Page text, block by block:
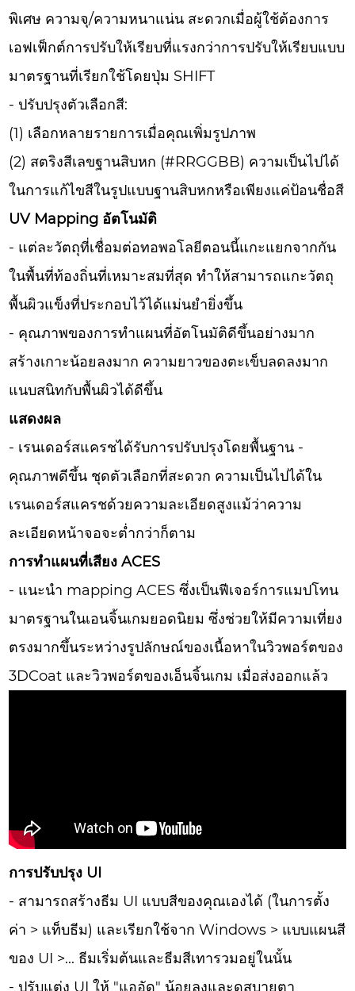
พิเศษ ความจุ/ความหนาแน่น สะดวกเมื่อผู้ใช้ต้องการ
เอฟเฟ็กต์การปรับให้เรียบที่แรงกว่าการปรับให้เรียบแบบ
มาตรฐานที่เรียกใช้โดยปุ่ม SHIFT
- ปรับปรุงตัวเลือกสี:
(1) เลือกหลายรายการเมื่อคุณเพิ่มรูปภาพ
(2) สตริงสีเลขฐานสิบหก (#RRGGBB) ความเป็นไปได้
ในการแก้ไขสีในรูปแบบฐานสิบหกหรือเพียงแค่ป้อนชื่อสี
UV Mapping อัตโนมัติ
- แต่ละวัตถุที่เชื่อมต่อทอพอโลยีตอนนี้แกะแยกจากกัน
ในพื้นที่ท้องถิ่นที่เหมาะสมที่สุด ทำให้สามารถแกะวัตถุ
พื้นผิวแข็งที่ประกอบไว้ได้แม่นยำยิ่งขึ้น
- คุณภาพของการทำแผนที่อัตโนมัติดีขึ้นอย่างมาก
สร้างเกาะน้อยลงมาก ความยาวของตะเข็บลดลงมาก
แนบสนิทกับพื้นผิวได้ดีขึ้น
แสดงผล
- เรนเดอร์สแครชได้รับการปรับปรุงโดยพื้นฐาน -
คุณภาพดีขึ้น ชุดตัวเลือกที่สะดวก ความเป็นไปได้ใน
เรนเดอร์สแครชด้วยความละเอียดสูงแม้ว่าความ
ละเอียดหน้าจอจะต่ำกว่าก็ตาม
การทำแผนที่เสียง ACES
- แนะนำ mapping ACES ซึ่งเป็นฟีเจอร์การแมปโทน
มาตรฐานในเอนจิ้นเกมยอดนิยม ซึ่งช่วยให้มีความเที่ยง
ตรงมากขึ้นระหว่างรูปลักษณ์ของเนื้อหาในวิวพอร์ตของ
3DCoat และวิวพอร์ตของเอ็นจิ้นเกม เมื่อส่งออกแล้ว
การปรับปรุง UI
- สามารถสร้างธีม UI แบบสีของคุณเองได้ (ในการตั้ง
ค่า > แท็บธีม) และเรียกใช้จาก Windows > แบบแผนสี
ของ UI >... ธีมเริ่มต้นและธีมสีเทารวมอยู่ในนั้น
- ปรับแต่ง UI ให้ "แออัด" น้อยลงและดูสบายตา